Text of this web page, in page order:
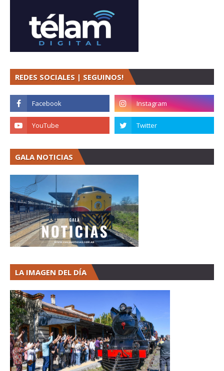
REDES SOCIALES | SEGUINOS!
GALA NOTICIAS
LA IMAGEN DEL DÍA